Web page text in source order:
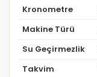
Kronometre
Makine Türü
Su Geçirmezlik
Takvim